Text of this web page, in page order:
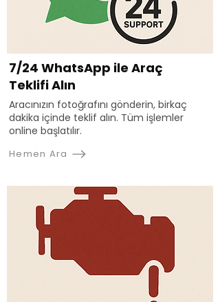
7/24 WhatsApp ile Araç
Teklifi Alın
Aracınızın fotoğrafını gönderin, birkaç
dakika içinde teklif alın. Tüm işlemler
online başlatılır.
Hemen Ara